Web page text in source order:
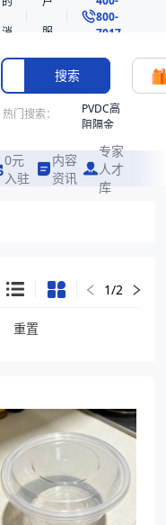
消
息
服
务
800-
7017
搜索
热门搜索：
PVDC高
阻隔金
共挤热
收缩袋
221360
袋
拉伸膜
0元
入驻
内容
资讯
专家
人才
库
1/2
重置